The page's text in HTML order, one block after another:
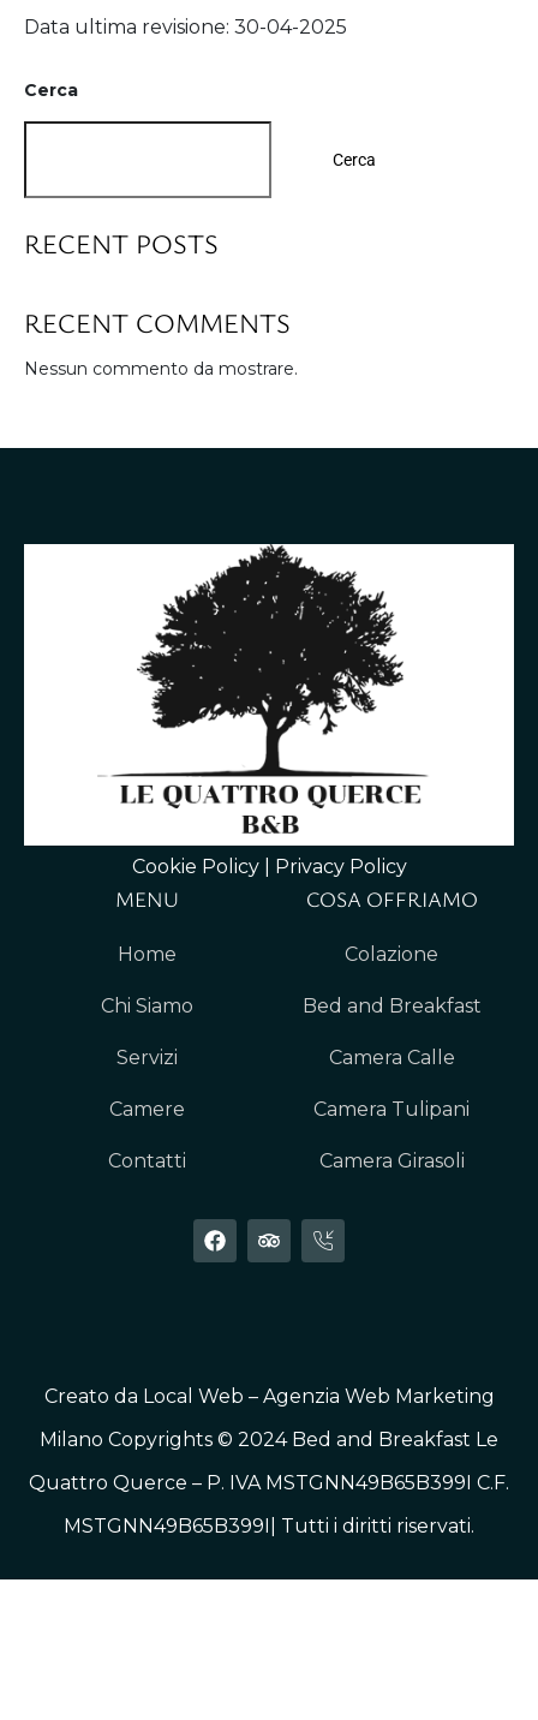
Data ultima revisione: 30-04-2025
Cerca
Cerca
RECENT POSTS
RECENT COMMENTS
Nessun commento da mostrare.
Cookie Policy Privacy Policy
MENU
Home
Chi Siamo
Servizi
Camere
Contatti
COSA OFFRIAMO
Colazione
Bed and Breakfast
Camera Calle
Camera Tulipani
Camera Girasoli
Creato da Local Web – Agenzia Web Marketing
Milano Copyrights © 2024 Bed and Breakfast Le
Quattro Querce – P. IVA MSTGNN49B65B399I C.F.
MSTGNN49B65B399I| Tutti i diritti riservati.